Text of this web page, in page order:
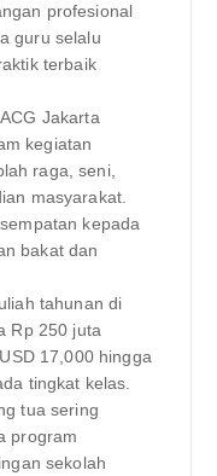
profesional
guru selalu
terbaik
ACG Jakarta
kegiatan
raga, seni,
masyarakat.
kepada
bakat dan
tahunan di
Rp 250 juta
17,000 hingga
tingkat kelas.
tua sering
program
sekolah